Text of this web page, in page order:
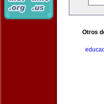
Otros